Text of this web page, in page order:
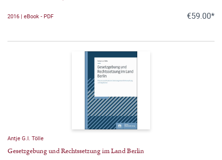
2016 | eBook - PDF €59.00*
Antje G.I. Tölle
Gesetzgebung und Rechtssetzung im Land Berlin